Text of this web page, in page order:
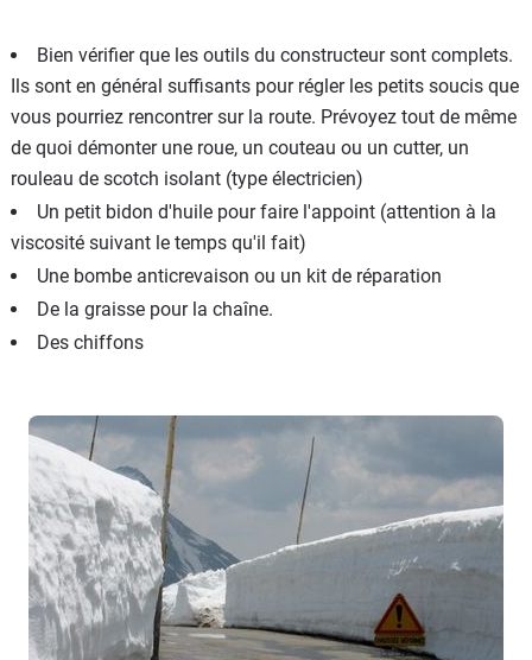
Bien vérifier que les outils du constructeur sont complets.
Ils sont en général suffisants pour régler les petits soucis que
vous pourriez rencontrer sur la route. Prévoyez tout de même
de quoi démonter une roue, un couteau ou un cutter, un
rouleau de scotch isolant (type électricien)
Un petit bidon d'huile pour faire l'appoint (attention à la
viscosité suivant le temps qu'il fait)
Une bombe anticrevaison ou un kit de réparation
De la graisse pour la chaîne.
Des chiffons